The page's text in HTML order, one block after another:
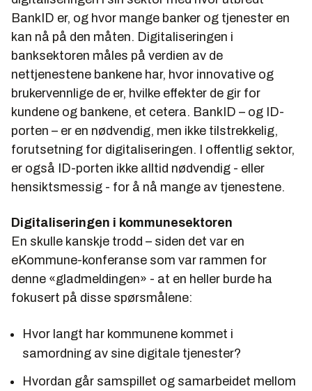
BankID er, og hvor mange banker og tjenester en
kan nå på den måten. Digitaliseringen i
banksektoren måles på verdien av de
nettjenestene bankene har, hvor innovative og
brukervennlige de er, hvilke effekter de gir for
kundene og bankene, et cetera. BankID – og ID-
porten – er en nødvendig, men ikke tilstrekkelig,
forutsetning for digitaliseringen. I offentlig sektor,
er også ID-porten ikke alltid nødvendig - eller
hensiktsmessig - for å nå mange av tjenestene.
Digitaliseringen i kommunesektoren
En skulle kanskje trodd – siden det var en
eKommune-konferanse som var rammen for
denne «gladmeldingen» - at en heller burde ha
fokusert på disse spørsmålene:
Hvor langt har kommunene kommet i
samordning av sine digitale tjenester?
Hvordan går samspillet og samarbeidet mellom